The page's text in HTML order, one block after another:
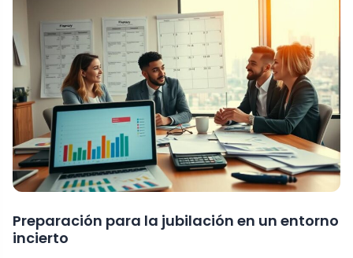
Preparación para la jubilación en un entorno
incierto